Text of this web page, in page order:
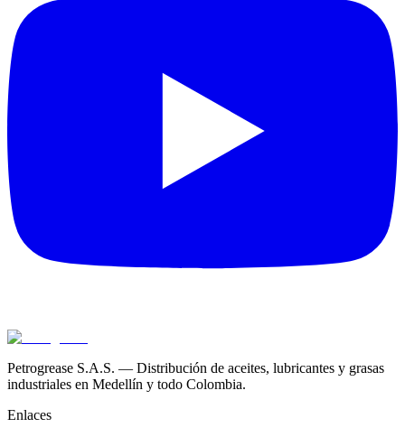
Petrogrease S.A.S. — Distribución de aceites, lubricantes y grasas
industriales en Medellín y todo Colombia.
Enlaces